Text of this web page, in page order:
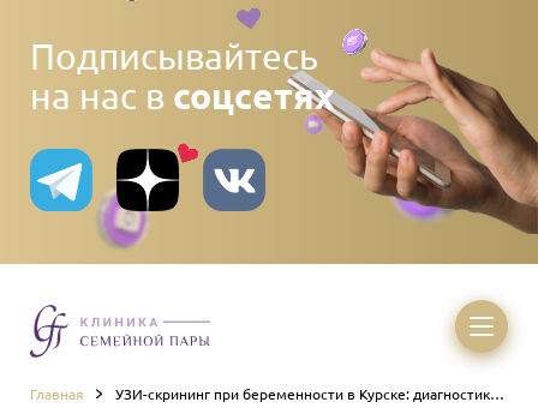
Подписывайтесь
на нас в соцсетях
Главная
УЗИ-скрининг при беременности в Курске: диагностика